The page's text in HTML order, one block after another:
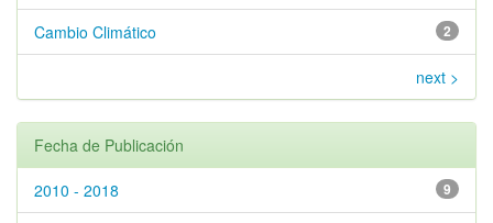
2
Cambio Climático
next >
Fecha de Publicación
9
2010 - 2018